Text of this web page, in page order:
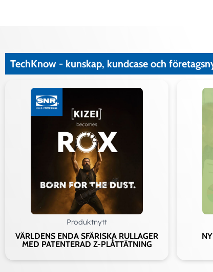
TechKnow - kunskap, kundcase och
Produktnytt
VÄRLDENS ENDA SFÄRISKA RULLAGER
MED PATENTERAD Z-PLÅTTÄTNING